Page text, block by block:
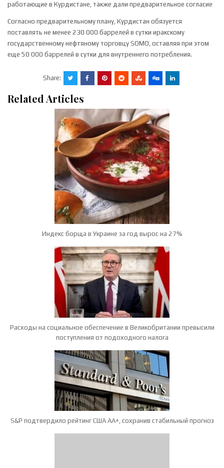
работающие в Курдистане, также дали предварительное согласие
Согласно предварительному плану, Курдистан обязуется
поставлять не менее 230 000 баррелей в сутки иракскому
государственному нефтяному торговцу SOMO, оставляя при этом
еще 50 000 баррелей в сутки для внутреннего потребления.
Share:
Related Articles
Индекс борща в Украине за год вырос на 27%
Расходы на социальное обеспечение в Великобритании превысили
поступления от подоходного налога
S&P подтвердило рейтинг США AA+, сохранив стабильный прогноз